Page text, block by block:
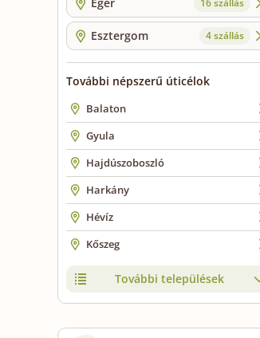
Esztergom 4 szállás
További népszerű úticélok
Balaton
Gyula
Hajdúszoboszló
Harkány
Hévíz
Kőszeg
További települések